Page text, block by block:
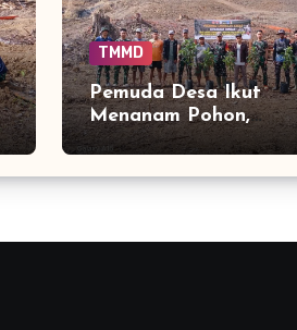
TMMD
Pemuda Desa Ikut
Menanam Pohon,
Menyisakan Warisan
Tahun-Tahun